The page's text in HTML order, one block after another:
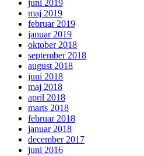
juni 2019
maj 2019
februar 2019
januar 2019
oktober 2018
september 2018
august 2018
juni 2018
maj 2018
april 2018
marts 2018
februar 2018
januar 2018
december 2017
juni 2016